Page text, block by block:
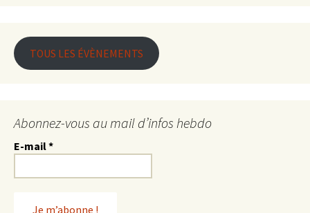
TOUS LES ÉVÈNEMENTS
Abonnez-vous au mail d’infos hebdo
E-mail*